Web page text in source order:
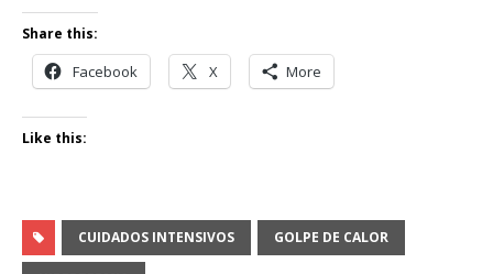
Share this:
Facebook X More
Like this:
CUIDADOS INTENSIVOS GOLPE DE CALOR